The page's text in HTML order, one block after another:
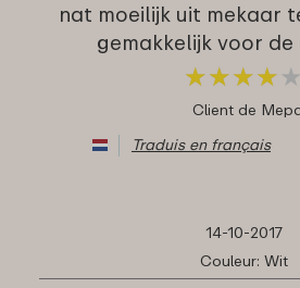
nat moeilijk uit mekaar
gemakkelijk voor
★★★★ ★
★★★★ ★
Client de
Traduis en français
14-10-2017
Couleur: Wit